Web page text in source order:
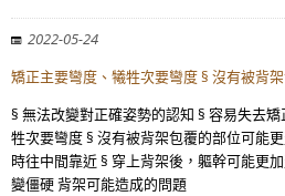
2022-05-24
矯正主要彎度、犧牲次要彎度 § 沒有被背
§ 無法改變對正確姿勢的認知 § 容易失去
牲次要彎度 § 沒有被背架包覆的部位可能
時往中間靠近 § 穿上背架後，軀幹可能更
變僵硬 背架可能造成的問題